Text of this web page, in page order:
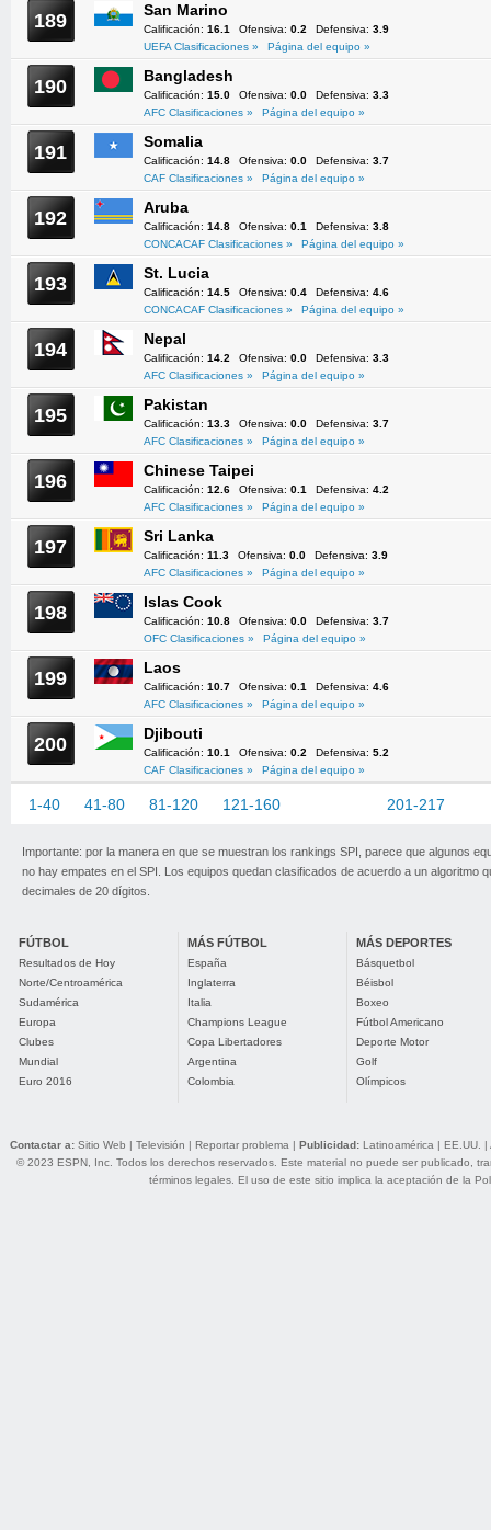
189 San Marino
Calificación: 16.1 Ofensiva: 0.2 Defensiva: 3.9
UEFA Clasificaciones »
Página del equipo »
190 Bangladesh
Calificación: 15.0 Ofensiva: 0.0 Defensiva: 3.3
AFC Clasificaciones »
Página del equipo »
191 Somalia
Calificación: 14.8 Ofensiva: 0.0 Defensiva: 3.7
CAF Clasificaciones »
Página del equipo »
192 Aruba
Calificación: 14.8 Ofensiva: 0.1 Defensiva: 3.8
CONCACAF Clasificaciones »
Página del equipo »
193 St. Lucia
Calificación: 14.5 Ofensiva: 0.4 Defensiva: 4.6
CONCACAF Clasificaciones »
Página del equipo »
194 Nepal
Calificación: 14.2 Ofensiva: 0.0 Defensiva: 3.3
AFC Clasificaciones »
Página del equipo »
195 Pakistan
Calificación: 13.3 Ofensiva: 0.0 Defensiva: 3.7
AFC Clasificaciones »
Página del equipo »
196 Chinese Taipei
Calificación: 12.6 Ofensiva: 0.1 Defensiva: 4.2
AFC Clasificaciones »
Página del equipo »
197 Sri Lanka
Calificación: 11.3 Ofensiva: 0.0 Defensiva: 3.9
AFC Clasificaciones »
Página del equipo »
198 Islas Cook
Calificación: 10.8 Ofensiva: 0.0 Defensiva: 3.7
OFC Clasificaciones »
Página del equipo »
199 Laos
Calificación: 10.7 Ofensiva: 0.1 Defensiva: 4.6
AFC Clasificaciones »
Página del equipo »
200 Djibouti
Calificación: 10.1 Ofensiva: 0.2 Defensiva: 5.2
CAF Clasificaciones »
Página del equipo »
1-40 41-80 81-120 121-160 201-217
Importante: por la manera en que se muestran los rankings SPI, parece que algunos
no hay empates en el SPI. Los equipos quedan clasificados de acuerdo a un algoritmo
decimales de 20 dígitos.
FÚTBOL
Resultados de Hoy
Norte/Centroamérica
Sudamérica
Europa
Clubes
Mundial
Euro 2016
MÁS FÚTBOL
España
Inglaterra
Italia
Champions League
Copa Libertadores
Argentina
Colombia
MÁS DEPORTES
Básquetbol
Béisbol
Boxeo
Fútbol Americano
Deporte Motor
Golf
Olímpicos
Contactar a: Sitio Web | Televisión | Reportar problema | Publicidad: Latinoamérica | EE.UU. |
© 2023 ESPN, Inc. Todos los derechos reservados. Este material no puede ser publicado,
términos legales. El uso de este sitio implica la aceptación de la